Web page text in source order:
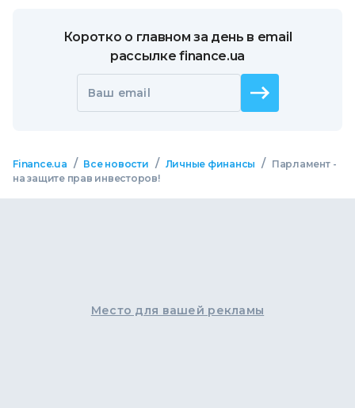
Коротко о главном за день в email
рассылке finance.ua
Ваш email
Finance.ua / Все новости / Личные финансы /
Парламент -
на защите прав инвесторов!
Место для вашей рекламы